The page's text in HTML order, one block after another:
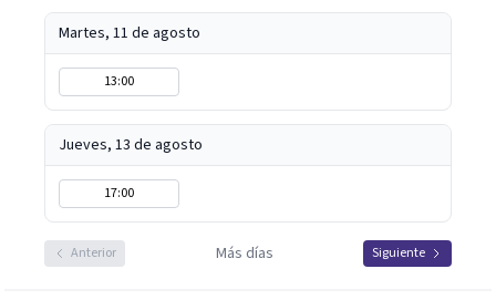
Martes, 11 de agosto
13:00
Jueves, 13 de agosto
17:00
Anterior Más días Siguiente